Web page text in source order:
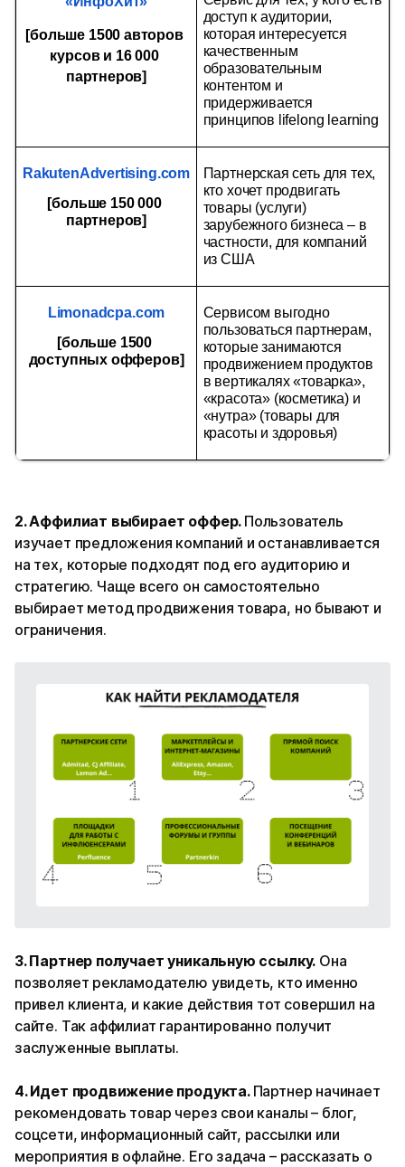
[больше 1500 авторов
курсов и 16 000
партнеров]
доступ к аудитории,
которая интересуется
качественным
образовательным
контентом и
придерживается
принципов lifelong learning
RakutenAdvertising.com
[больше 150 000
партнеров]
Партнерская сеть для тех,
кто хочет продвигать
товары (услуги)
зарубежного бизнеса – в
частности, для компаний
из США
Limonadcpa.com
[больше 1500
доступных офферов]
Сервисом выгодно
пользоваться партнерам,
которые занимаются
продвижением продуктов
в вертикалях «товарка»,
«красота» (косметика) и
«нутра» (товары для
красоты и здоровья)
2. Аффилиат выбирает оффер. Пользователь
изучает предложения компаний и останавливается
на тех, которые подходят под его аудиторию и
стратегию. Чаще всего он самостоятельно
выбирает метод продвижения товара, но бывают и
ограничения.
3. Партнер получает уникальную ссылку. Она
позволяет рекламодателю увидеть, кто именно
привел клиента, и какие действия тот совершил на
сайте. Так аффилиат гарантированно получит
заслуженные выплаты.
4. Идет продвижение продукта. Партнер начинает
рекомендовать товар через свои каналы – блог,
соцсети, информационный сайт, рассылки или
мероприятия в офлайне. Его задача – рассказать о